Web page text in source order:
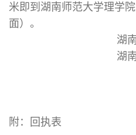
米即到湖南师范大学理学
面）。
湖
湖
附：回执表